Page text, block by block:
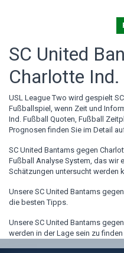
SC United
Charlotte
USL League Two wird gespielt
Fußballspiel, wenn Zeit und
Ind. Fußball Quoten, Fußball
Prognosen finden Sie im Detail
SC United Bantams gegen
Fußball Analyse System, das wir
Schätzungen untersucht werden
Unsere SC United Bantams
die besten Tipps.
Unsere SC United Bantams
werden in der Lage sein zu